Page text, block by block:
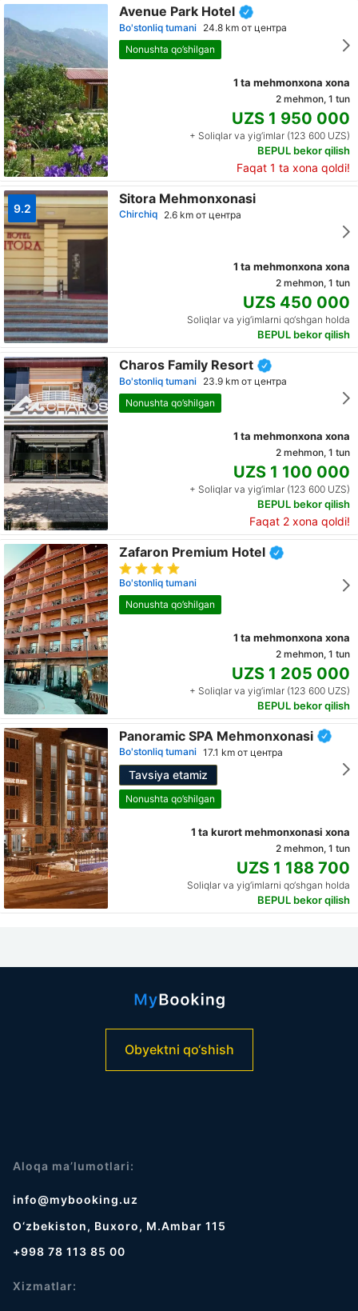
Avenue Park Hotel
Bo'stonliq tumani 24.8 km от центра
Nonushta qo’shilgan
1 ta mehmonxona xona
2 mehmon, 1 tun
UZS 1 950 000
+ Soliqlar va yig‘imlar (123 600 UZS)
BEPUL bekor qilish
Faqat 1 ta xona qoldi!
9.2
Sitora Mehmonxonasi
Chirchiq 2.6 km от центра
1 ta mehmonxona xona
2 mehmon, 1 tun
UZS 450 000
Soliqlar va yig‘imlarni qo‘shgan holda
BEPUL bekor qilish
Charos Family Resort
Bo'stonliq tumani 23.9 km от центра
Nonushta qo’shilgan
1 ta mehmonxona xona
2 mehmon, 1 tun
UZS 1 100 000
+ Soliqlar va yig‘imlar (123 600 UZS)
BEPUL bekor qilish
Faqat 2 xona qoldi!
Zafaron Premium Hotel
Bo'stonliq tumani
Nonushta qo’shilgan
1 ta mehmonxona xona
2 mehmon, 1 tun
UZS 1 205 000
+ Soliqlar va yig‘imlar (123 600 UZS)
BEPUL bekor qilish
Panoramic SPA Mehmonxonasi
Bo'stonliq tumani 17.1 km от центра
Tavsiya etamiz
Nonushta qo’shilgan
1 ta kurort mehmonxonasi xona
2 mehmon, 1 tun
UZS 1 188 700
Soliqlar va yig‘imlarni qo‘shgan holda
BEPUL bekor qilish
Obyektni qo‘shish
Aloqa ma’lumotlari:
info@mybooking.uz
O‘zbekiston, Buxoro, M.Ambar 115
+998 78 113 85 00
Xizmatlar: